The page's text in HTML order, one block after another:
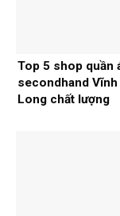
Top 5 shop quần
secondhand Vĩnh
Long chất lượng